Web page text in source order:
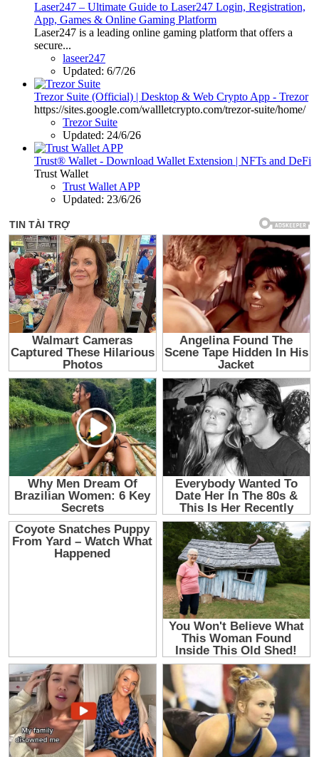
Laser247 – Ultimate Guide to Laser247 Login, Registration,
App, Games & Online Gaming Platform
Laser247 is a leading online gaming platform that offers a
secure...
laseer247
Updated: 6/7/26
Trezor Suite (Official) | Desktop & Web Crypto App - Trezor
https://sites.google.com/wallletcrypto.com/trezor-suite/home/
Trezor Suite
Updated: 24/6/26
Trust® Wallet - Download Wallet Extension | NFTs and DeFi
Trust Wallet
Trust Wallet APP
Updated: 23/6/26